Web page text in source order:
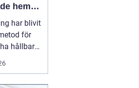
hem
har blivit
för
hållbara,
metallytor.